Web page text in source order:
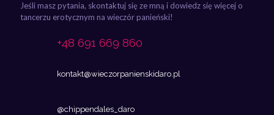
Jeśli masz pytania, skontaktuj się ze mną i dowiedz się więcej o
tancerzu erotycznym na wieczór panieński!
+48 691 669 860
kontakt@wieczorpanienskidaro.pl
@chippendales_daro